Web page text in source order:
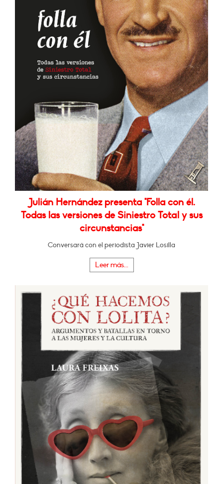
Julián Hernández presenta "Folla con él.
Todas las versiones de Siniestro Total y sus
circunstancias"
Conversará con el periodista Javier Losilla
Leer más...